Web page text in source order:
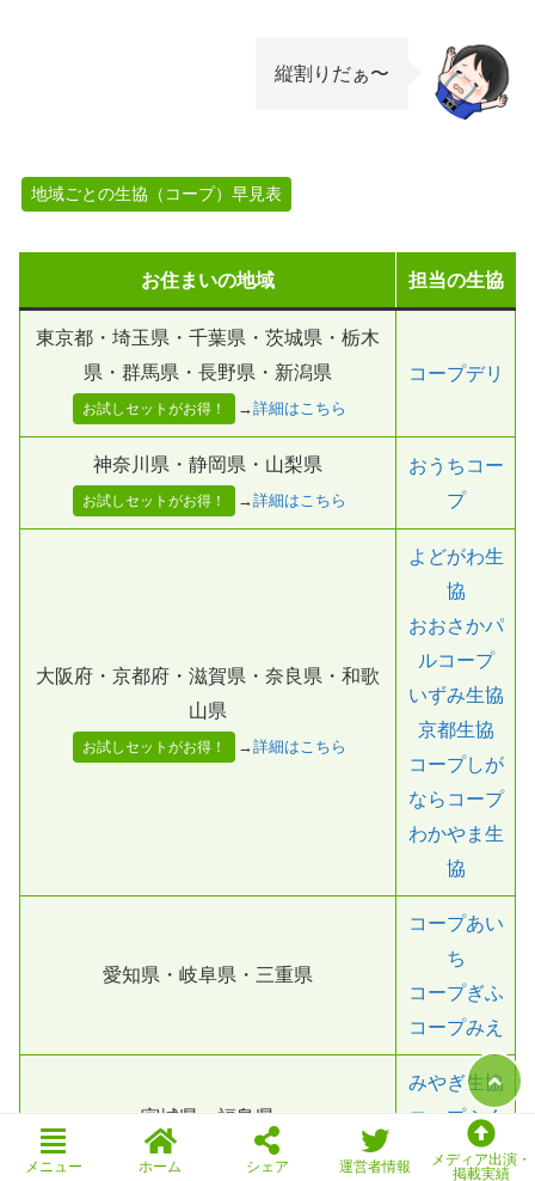
縦割りだぁ〜
地域ごとの生協（コープ）早見表
お住まいの地域 担当の生協
東京都・埼玉県・千葉県・茨城県・栃木
県・群馬県・長野県・新潟県
お試しセットがお得！ →詳細はこちら
コープデリ
神奈川県・静岡県・山梨県
お試しセットがお得！ →詳細はこちら
おうちコー
プ
大阪府・京都府・滋賀県・奈良県・和歌
山県
お試しセットがお得！ →詳細はこちら
よどがわ生
協
おおさかパ
ルコープ
いずみ生協
京都生協
コープしが
ならコープ
わかやま生
協
愛知県・岐阜県・三重県
コープあい
ち
コープぎふ
コープみえ
宮城県・福島県
みやぎ生協
コープふく
しま
メニュー ホーム シェア 運営者情報
メディア出演・
掲載実績